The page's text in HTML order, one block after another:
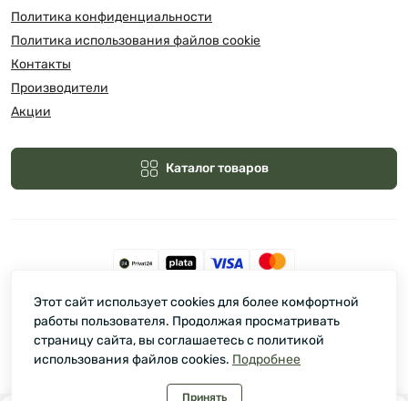
Политика конфиденциальности
Политика использования файлов cookie
Контакты
Производители
Акции
Каталог товаров
Зелмарт © 2026
Этот сайт использует cookies для более комфортной
работы пользователя. Продолжая просматривать
страницу сайта, вы соглашаетесь с политикой
использования файлов cookies. Подробнее
Принять